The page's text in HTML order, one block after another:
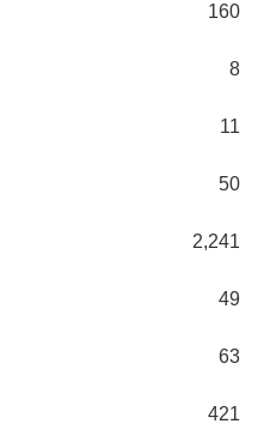
160
8
11
50
2,241
49
63
421